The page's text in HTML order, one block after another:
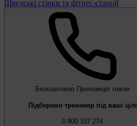
Шведські стінки та фітнес-станції
Безкоштовно Пропозиція тижня
Підберемо тренажер під ваші цілі
0 800 337 274